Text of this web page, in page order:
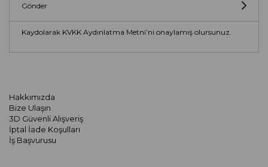
Hakkımızda
Bize Ulaşın
3D Güvenli Alışveriş
İptal İade Koşulları
İş Başvurusu
Gönder
Kaydolarak KVKK Aydınlatma Metni’ni onaylamış olursunuz.